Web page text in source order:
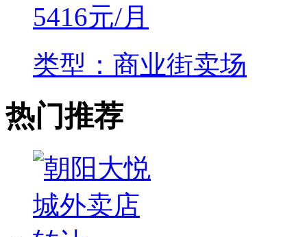
5416元/月
类型：商业街卖场
热门推荐